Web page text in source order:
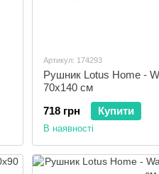
Артикул: 174293
Рушник Lotus Home -
70х140 см
718 грн
Купити
В наявності